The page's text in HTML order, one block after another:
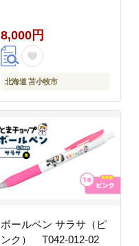
8,000円
北海道 苫小牧市
ボールペン サラサ（ピ
ンク） T042-012-02